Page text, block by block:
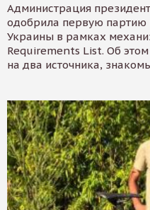
Администрация
одобрила первую
Украины в рамках
Requirements List. Об
на два источника,